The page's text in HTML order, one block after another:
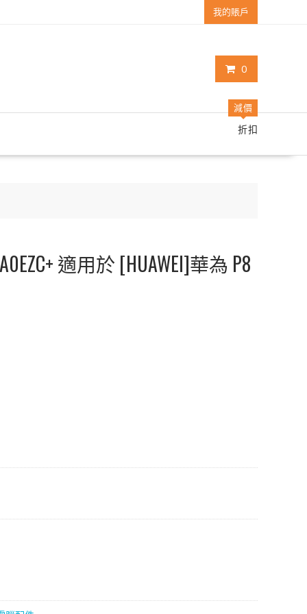
我的賬戶
0
減價
折扣
適用於 [HUAWEI]華為 P8